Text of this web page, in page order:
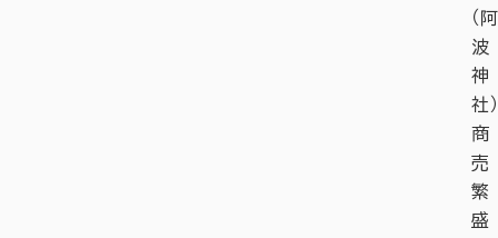
（阿
波
神
社）
商
売
繁
盛